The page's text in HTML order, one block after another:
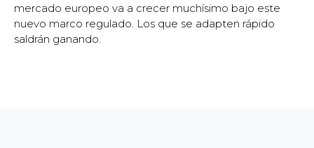
mercado europeo va a crecer muchísimo bajo este
nuevo marco regulado. Los que se adapten rápido
saldrán ganando.